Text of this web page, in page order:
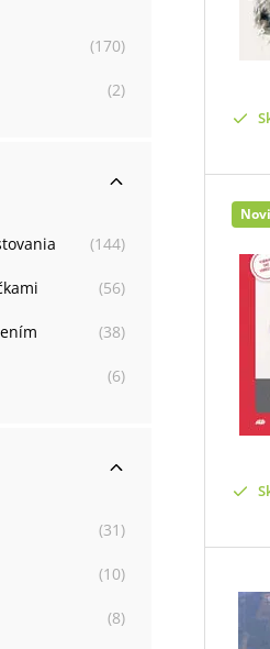
(170)
(2)
(144)
(56)
(38)
(6)
(31 )
(10)
(8)